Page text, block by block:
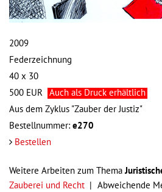
2009
Federzeichnung
40 x 30
500 EUR Auch als Druck erhältlich
Aus dem Zyklus "Zauber der Justiz"
Bestellnummer: e270
Bestellen
Weitere Arbeiten zum Thema
Zauberei und Recht
Abweichende